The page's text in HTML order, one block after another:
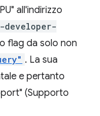
all'indirizzo
developer-
flag da solo non
. La sua
e pertanto
(Supporto